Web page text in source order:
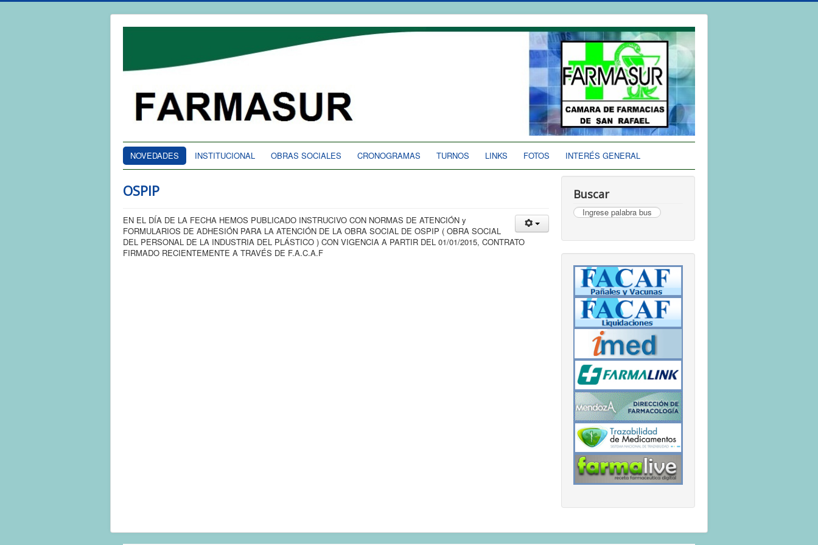
NOVEDADES INSTITUCIONAL OBRAS SOCIALES CRONOGRAMAS TURNOS LINKS FOTOS INTERÉS GENERAL
OSPIP
EN EL DÍA DE LA FECHA HEMOS PUBLICADO INSTRUCIVO CON NORMAS DE ATENCIÓN y
FORMULARIOS DE ADHESIÓN PARA LA ATENCIÓN DE LA OBRA SOCIAL DE OSPIP ( OBRA SOCIAL
DEL PERSONAL DE LA INDUSTRIA DEL PLÁSTICO ) CON VIGENCIA A PARTIR DEL 01/01/2015, CONTRATO
FIRMADO RECIENTEMENTE A TRAVÉS DE F.A.C.A.F
Buscar
Buscar